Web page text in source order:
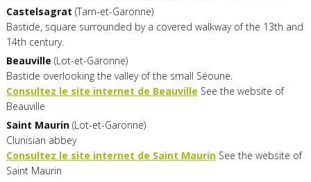
Castelsagrat (Tarn-et-Garonne)
Bastide, square surrounded by a covered walkway of the 13th and
14th century.
Beauville (Lot-et-Garonne)
Bastide overlooking the valley of the small Séoune.
Consultez le site internet de Beauville See the website of
Beauville
Saint Maurin (Lot-et-Garonne)
Clunisian abbey
Consultez le site internet de Saint MaurinSee the website of
Saint Maurin